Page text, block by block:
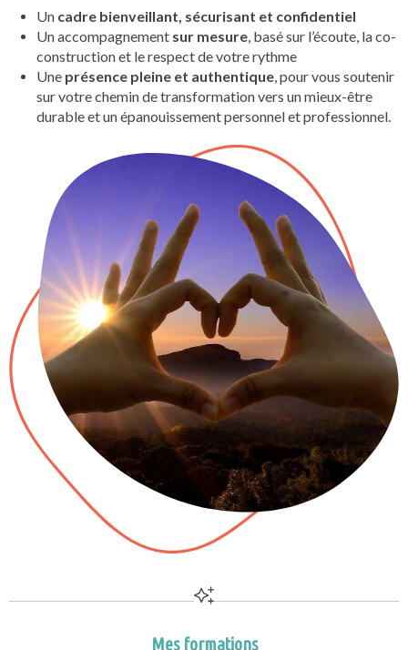
Un cadre bienveillant, sécurisant et confidentiel
Un accompagnement sur mesure, basé sur l’écoute, la co-
construction et le respect de votre rythme
Une présence pleine et authentique, pour vous soutenir
sur votre chemin de transformation vers un mieux-être
durable et un épanouissement personnel et professionnel.
Mes formations